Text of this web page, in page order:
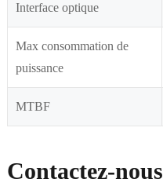
Interface optique
Max consommation de
puissance
MTBF
Contactez-nous